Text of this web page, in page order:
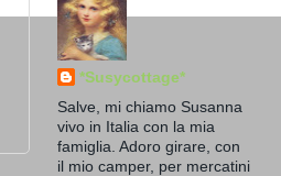
*Susycottage*
Salve, mi chiamo Susanna
vivo in Italia con la mia
famiglia. Adoro girare, con
il mio camper, per mercatini